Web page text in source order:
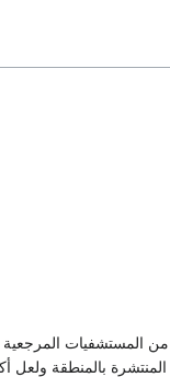
من المستشفيات
المنتشرة بالمنطقة